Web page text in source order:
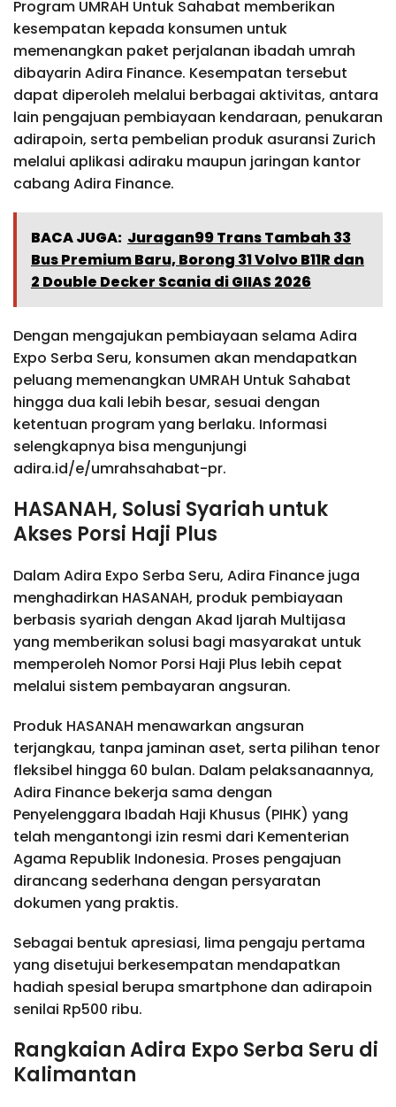
Program UMRAH Untuk Sahabat memberikan
kesempatan kepada konsumen untuk
memenangkan paket perjalanan ibadah umrah
dibayarin Adira Finance. Kesempatan tersebut
dapat diperoleh melalui berbagai aktivitas, antara
lain pengajuan pembiayaan kendaraan, penukaran
adirapoin, serta pembelian produk asuransi Zurich
melalui aplikasi adiraku maupun jaringan kantor
cabang Adira Finance.
BACA JUGA: Juragan99 Trans Tambah 33
Bus Premium Baru, Borong 31 Volvo B11R dan
2 Double Decker Scania di GIIAS 2026
Dengan mengajukan pembiayaan selama Adira
Expo Serba Seru, konsumen akan mendapatkan
peluang memenangkan UMRAH Untuk Sahabat
hingga dua kali lebih besar, sesuai dengan
ketentuan program yang berlaku. Informasi
selengkapnya bisa mengunjungi
adira.id/e/umrahsahabat-pr.
HASANAH, Solusi Syariah untuk
Akses Porsi Haji Plus
Dalam Adira Expo Serba Seru, Adira Finance juga
menghadirkan HASANAH, produk pembiayaan
berbasis syariah dengan Akad Ijarah Multijasa
yang memberikan solusi bagi masyarakat untuk
memperoleh Nomor Porsi Haji Plus lebih cepat
melalui sistem pembayaran angsuran.
Produk HASANAH menawarkan angsuran
terjangkau, tanpa jaminan aset, serta pilihan tenor
fleksibel hingga 60 bulan. Dalam pelaksanaannya,
Adira Finance bekerja sama dengan
Penyelenggara Ibadah Haji Khusus (PIHK) yang
telah mengantongi izin resmi dari Kementerian
Agama Republik Indonesia. Proses pengajuan
dirancang sederhana dengan persyaratan
dokumen yang praktis.
Sebagai bentuk apresiasi, lima pengaju pertama
yang disetujui berkesempatan mendapatkan
hadiah spesial berupa smartphone dan adirapoin
senilai Rp500 ribu.
Rangkaian Adira Expo Serba Seru di
Kalimantan